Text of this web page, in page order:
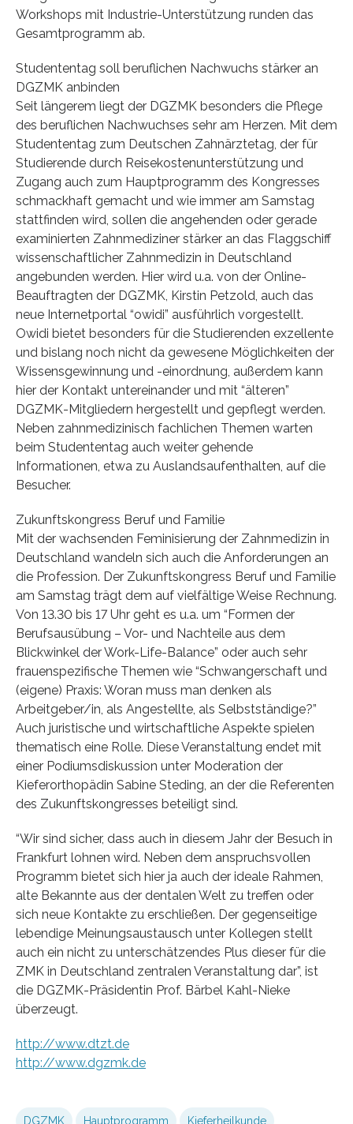
Workshops mit Industrie-Unterstützung runden das
Gesamtprogramm ab.
Studententag soll beruflichen Nachwuchs stärker an
DGZMK anbinden
Seit längerem liegt der DGZMK besonders die Pflege
des beruflichen Nachwuchses sehr am Herzen. Mit dem
Studententag zum Deutschen Zahnärztetag, der für
Studierende durch Reisekostenunterstützung und
Zugang auch zum Hauptprogramm des Kongresses
schmackhaft gemacht und wie immer am Samstag
stattfinden wird, sollen die angehenden oder gerade
examinierten Zahnmediziner stärker an das Flaggschiff
wissenschaftlicher Zahnmedizin in Deutschland
angebunden werden. Hier wird u.a. von der Online-
Beauftragten der DGZMK, Kirstin Petzold, auch das
neue Internetportal “owidi” ausführlich vorgestellt.
Owidi bietet besonders für die Studierenden exzellente
und bislang noch nicht da gewesene Möglichkeiten der
Wissensgewinnung und -einordnung, außerdem kann
hier der Kontakt untereinander und mit “älteren”
DGZMK-Mitgliedern hergestellt und gepflegt werden.
Neben zahnmedizinisch fachlichen Themen warten
beim Studententag auch weiter gehende
Informationen, etwa zu Auslandsaufenthalten, auf die
Besucher.
Zukunftskongress Beruf und Familie
Mit der wachsenden Feminisierung der Zahnmedizin in
Deutschland wandeln sich auch die Anforderungen an
die Profession. Der Zukunftskongress Beruf und Familie
am Samstag trägt dem auf vielfältige Weise Rechnung.
Von 13.30 bis 17 Uhr geht es u.a. um “Formen der
Berufsausübung – Vor- und Nachteile aus dem
Blickwinkel der Work-Life-Balance” oder auch sehr
frauenspezifische Themen wie “Schwangerschaft und
(eigene) Praxis: Woran muss man denken als
Arbeitgeber/in, als Angestellte, als Selbstständige?”
Auch juristische und wirtschaftliche Aspekte spielen
thematisch eine Rolle. Diese Veranstaltung endet mit
einer Podiumsdiskussion unter Moderation der
Kieferorthopädin Sabine Steding, an der die Referenten
des Zukunftskongresses beteiligt sind.
“Wir sind sicher, dass auch in diesem Jahr der Besuch in
Frankfurt lohnen wird. Neben dem anspruchsvollen
Programm bietet sich hier ja auch der ideale Rahmen,
alte Bekannte aus der dentalen Welt zu treffen oder
sich neue Kontakte zu erschließen. Der gegenseitige
lebendige Meinungsaustausch unter Kollegen stellt
auch ein nicht zu unterschätzendes Plus dieser für die
ZMK in Deutschland zentralen Veranstaltung dar”, ist
die DGZMK-Präsidentin Prof. Bärbel Kahl-Nieke
überzeugt.
http://www.dtzt.de
http://www.dgzmk.de
DGZMK Hauptprogramm Kieferheilkunde